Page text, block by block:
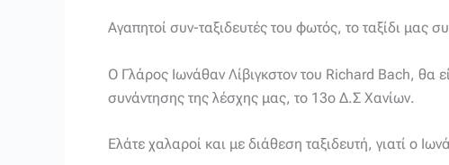
Αγαπητοί συν-ταξιδευτές του φωτός, το ταξίδι μας
Ο Γλάρος Ιωνάθαν Λίβιγκστον του Richard Bach, θα
συνάντησης της λέσχης μας, το 13ο Δ.Σ Χανίων.
Ελάτε χαλαροί και με διάθεση ταξιδευτή, γιατί ο